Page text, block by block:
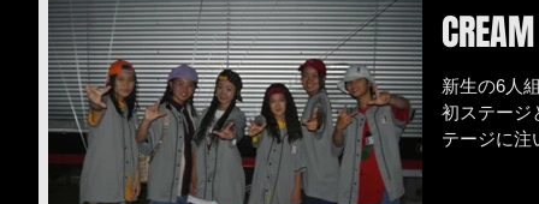
新生の6人
初ステージ
テージに注